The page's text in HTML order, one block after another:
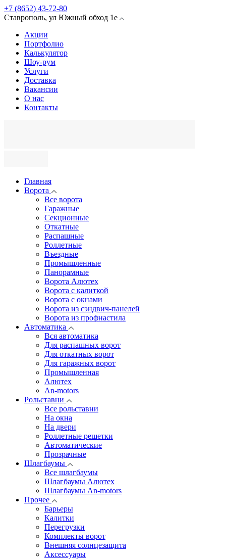
+7 (8652) 43-72-80
Ставрополь, ул Южный обход 1е
Акции
Портфолио
Калькулятор
Шоу-рум
Услуги
Доставка
Вакансии
О нас
Контакты
Главная
Ворота
Все ворота
Гаражные
Секционные
Откатные
Распашные
Роллетные
Въездные
Промышленные
Панорамные
Ворота Алютех
Ворота с калиткой
Ворота c окнами
Ворота из сэндвич-панелей
Ворота из профнастила
Автоматика
Вся автоматика
Для распашных ворот
Для откатных ворот
Для гаражных ворот
Промышленная
Алютех
An-motors
Рольставни
Все рольставни
На окна
На двери
Роллетные решетки
Автоматические
Прозрачные
Шлагбаумы
Все шлагбаумы
Шлагбаумы Алютех
Шлагбаумы An-motors
Прочее
Барьеры
Калитки
Перегрузки
Комплекты ворот
Внешняя солнцезащита
Аксессуары